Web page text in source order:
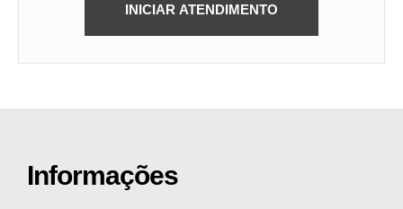
INICIAR ATENDIMENTO
Informações